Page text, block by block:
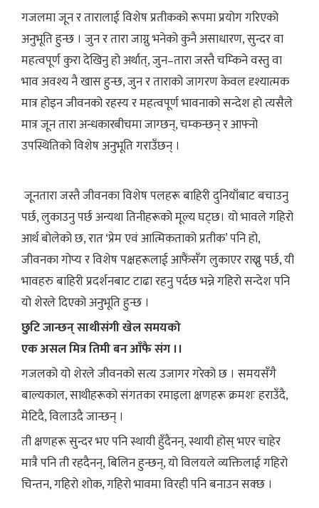
गजलमा जून र तारालाई विशेष प्रतीकको रूपमा प्रयोग गरिएको
अनुभूति हुन्छ । जुन र तारा जाग्नु भनेको कुनै असाधारण, सुन्दर वा
महत्वपूर्ण कुरा देखिनु हो अर्थात्, जुन–तारा जस्तै चम्किने वस्तु वा
भाव अवश्य नै खास हुन्छ, जुन र ताराको जागरण केवल दृश्यात्मक
मात्र होइन जीवनको रहस्य र महत्वपूर्ण भावनाको सन्देश हो त्यसैले
मात्र जून तारा अन्धकारबीचमा जाग्छन्, चम्कन्छन् र आफ्नो
उपस्थितिको विशेष अनुभूति गराउँछन् ।
जूनतारा जस्तै जीवनका विशेष पलहरू बाहिरी दुनियाँबाट बचाउनु
पर्छ, लुकाउनु पर्छ अन्यथा तिनीहरूको मूल्य घट्छ। यो भावले गहिरो
आर्थ बोलेको छ, रात ‘प्रेम एवं आत्मिकताको प्रतीक’ पनि हो,
जीवनका गोप्य र विशेष पक्षहरूलाई आफैंसँग लुकाएर राख्नु पर्छ, यी
भावहरु बाहिरी प्रदर्शनबाट टाढा रहनु पर्दछ भन्ने गहिरो सन्देश पनि
यो शेरले दिएको अनुभूति हुन्छ ।
छुटि जान्छन् साथीसंगी खेल समयको
एक असल मित्र तिमी बन आँफै संग ।।
गजलको यो शेरले जीवनको सत्य उजागर गरेको छ । समयसँगै
बाल्यकाल, साथीहरूको संगतका रमाइला क्षणहरू क्रमशः हराउँदै,
मेटिदै, विलाउदै जान्छन् ।
ती क्षणहरू सुन्दर भए पनि स्थायी हुँदैनन्, स्थायी होस् भएर चाहेर
मात्रै पनि ती रहदैनन्, बिलिन हुन्छन्, यो विलयले व्यक्तिलाई गहिरो
चिन्तन, गहिरो शोक, गहिरो भावमा विरही पनि बनाउन सक्छ ।